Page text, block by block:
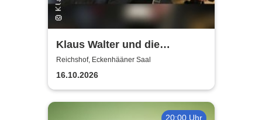
Klaus Walter und die
Melodies: Vorwiegend heiter -
Eine Hommage
Reichshof, Eckenhääner Saal
16.10.2026
20:00 Uhr